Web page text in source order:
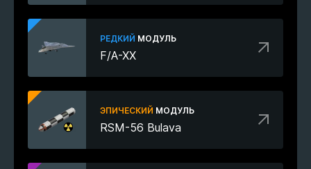
РЕДКИЙ МОДУЛЬ
F/A-XX
ЭПИЧЕСКИЙ МОДУЛЬ
RSM-56 Bulava